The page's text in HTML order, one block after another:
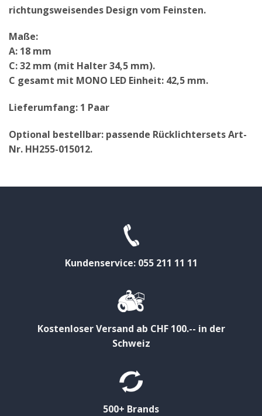
richtungsweisendes Design vom Feinsten.
Maße:
A: 18 mm
C: 32 mm (mit Halter 34,5 mm).
C gesamt mit MONO LED Einheit: 42,5 mm.
Lieferumfang: 1 Paar
Optional bestellbar: passende Rücklichtersets Art-
Nr. HH255-015012.
Kundenservice: 055 211 11 11
Kostenloser Versand ab CHF 100.-- in der
Schweiz
500+ Brands